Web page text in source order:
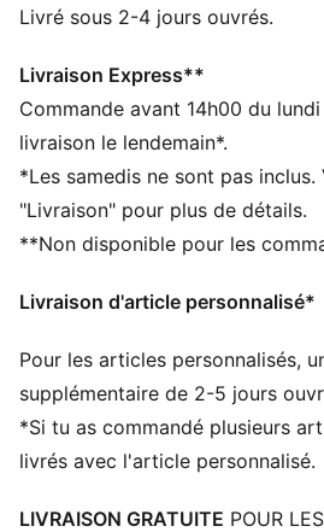
GESTION DE L’HUMIDITÉ : le
Fabriqué à partir de matériaux
finitions et décorations
DÉTAILS
Coupe : régulière
Longueur : régulière
Col : col ras du cou
Manches courtes
Livré sous 2-4 jours ouvrés.
Livraison Express**
Commande avant 14h00 du
livraison le lendemain*.
*Les samedis ne sont pas inclus.
"Livraison" pour plus de détails.
**Non disponible pour les
Livraison d'article personnalisé*
Pour les articles personnalisés,
supplémentaire de 2-5 jours
*Si tu as commandé plusieurs
livrés avec l'article personnalisé.
LIVRAISON GRATUITE POUR